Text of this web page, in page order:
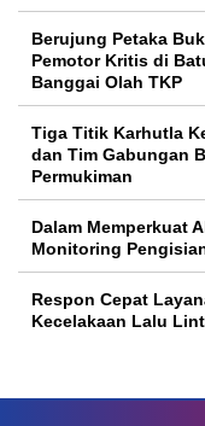
Berujung Petaka
Pemotor Kritis di
Banggai Olah TKP
Tiga Titik Karhutla
dan Tim Gabungan
Permukiman
Dalam Memperkuat
Monitoring
Respon Cepat
Kecelakaan Lalu